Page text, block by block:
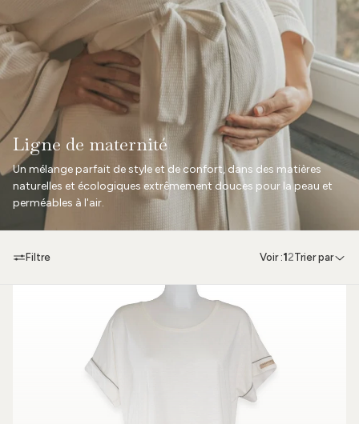
Ligne de maternité
Un mélange parfait de style et de confort, dans des matières
naturelles et écologiques extrêmement douces pour la peau et
perméables à l'air.
Filtre Voir :1 2Trier par